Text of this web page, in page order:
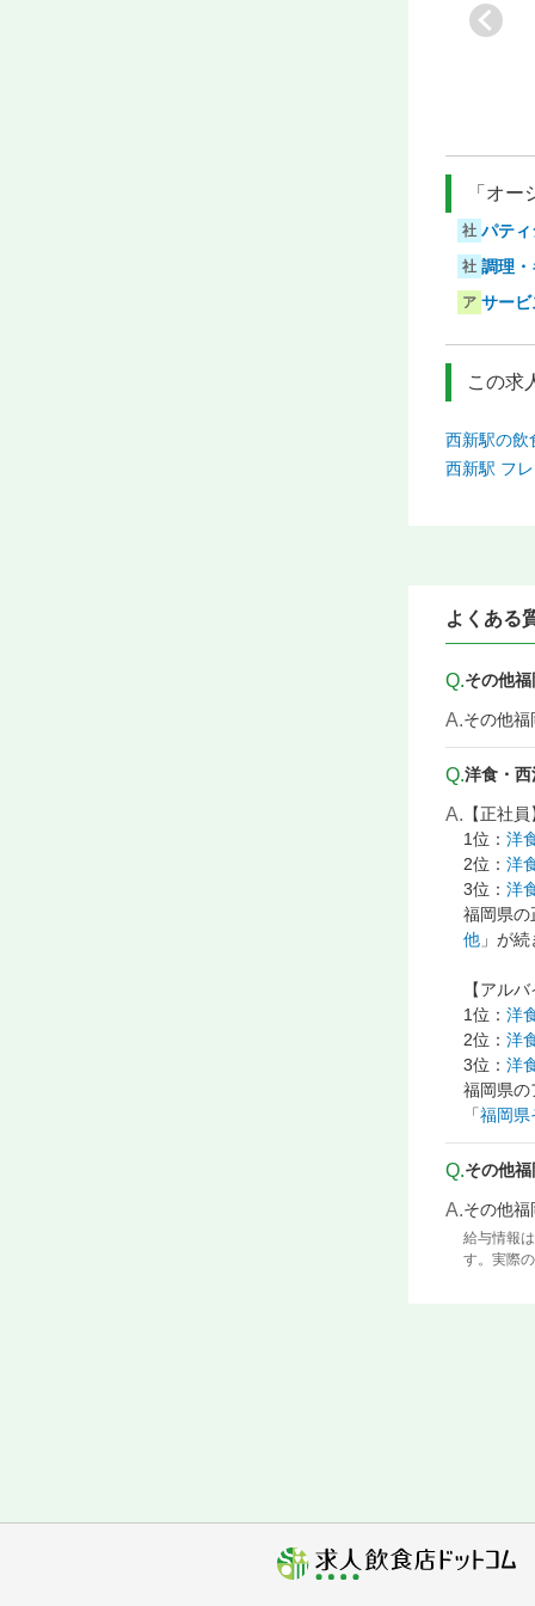
「オ
社 パティ
社 調理
ア サー
この求
西新駅の飲
西新駅 フ
よくある
Q.その他
A.その他
Q.洋食・
A. 【正社
1位： 洋
2位： 洋
3位： 洋
福岡県の
他 」が
【アル
1位： 洋
2位： 洋
3位： 洋
福岡県の
「福岡県
Q.その他
A.その他
給与情報
す。実際